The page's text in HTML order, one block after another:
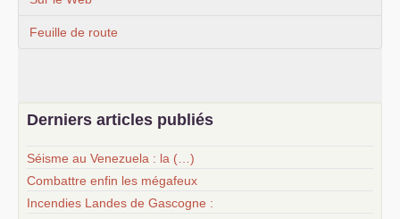
Feuille de route
Derniers articles publiés
Séisme au Venezuela : la (…)
Combattre enfin les mégafeux
Incendies Landes de Gascogne :